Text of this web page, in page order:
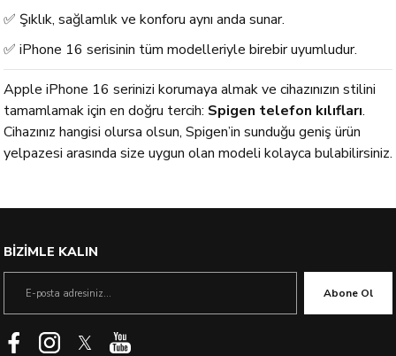
✅ Şıklık, sağlamlık ve konforu aynı anda sunar.
✅ iPhone 16 serisinin tüm modelleriyle birebir uyumludur.
Apple iPhone 16 serinizi korumaya almak ve cihazınızın stilini
tamamlamak için en doğru tercih: Spigen telefon kılıfları.
Cihazınız hangisi olursa olsun, Spigen’in sunduğu geniş ürün
yelpazesi arasında size uygun olan modeli kolayca bulabilirsiniz.
BİZİMLE KALIN
Abone Ol